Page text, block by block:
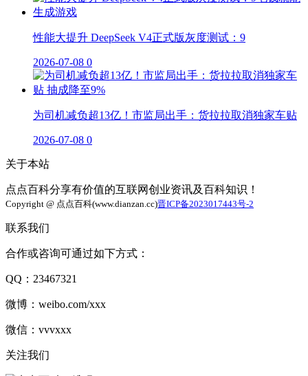
性能大提升 DeepSeek V4正式版灰度测试：9
2026-07-08 0
为司机减负超13亿！市监局出手：货拉拉取消独家车贴
2026-07-08 0
关于本站
点点百科分享有价值的互联网创业资讯及百科知识！
Copyright @ 点点百科(www.dianzan.cc)晋ICP备2023017443号-2
联系我们
合作或咨询可通过如下方式：
QQ：23467321
微博：weibo.com/xxx
微信：vvvxxx
关注我们